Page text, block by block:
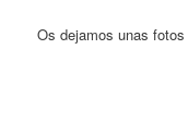
Os dejamos unas